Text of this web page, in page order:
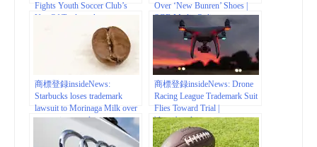
Fights Youth Soccer Club’s
Use Of Trademarks
Over ‘New Bunren’ Shoes |
SGB Media Online
商標登録insideNews:
Starbucks loses trademark
lawsuit to Morinaga Milk over
mountain range logo,
Singapore News & Top Stories
– The Straits Times
商標登録insideNews: Drone
Racing League Trademark Suit
Flies Toward Trial |
bloomberglaw.com